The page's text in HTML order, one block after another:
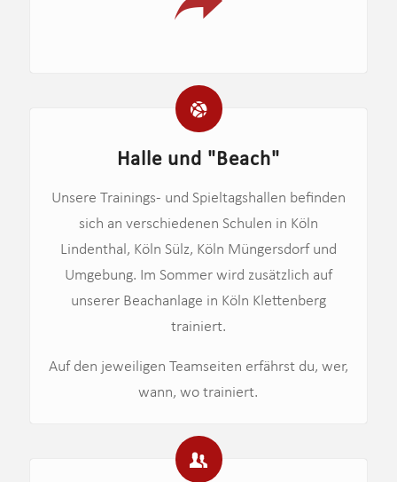
Halle und "Beach"
Unsere Trainings- und Spieltagshallen befinden
sich an verschiedenen Schulen in Köln
Lindenthal, Köln Sülz, Köln Müngersdorf und
Umgebung. Im Sommer wird zusätzlich auf
unserer Beachanlage in Köln Klettenberg
trainiert.
Auf den jeweiligen Teamseiten erfährst du, wer,
wann, wo trainiert.